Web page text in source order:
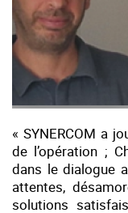
« SYNERCOM a
de l’opération ;
dans le dialogue
attentes,
solutions